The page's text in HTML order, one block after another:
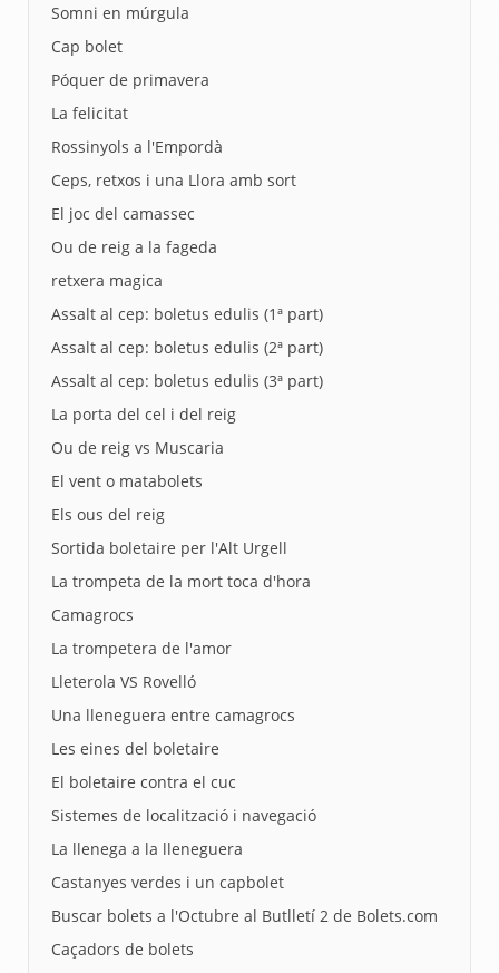
Somni en múrgula
Cap bolet
Póquer de primavera
La felicitat
Rossinyols a l'Empordà
Ceps, retxos i una Llora amb sort
El joc del camassec
Ou de reig a la fageda
retxera magica
Assalt al cep: boletus edulis (1ª part)
Assalt al cep: boletus edulis (2ª part)
Assalt al cep: boletus edulis (3ª part)
La porta del cel i del reig
Ou de reig vs Muscaria
El vent o matabolets
Els ous del reig
Sortida boletaire per l'Alt Urgell
La trompeta de la mort toca d'hora
Camagrocs
La trompetera de l'amor
Lleterola VS Rovelló
Una lleneguera entre camagrocs
Les eines del boletaire
El boletaire contra el cuc
Sistemes de localització i navegació
La llenega a la lleneguera
Castanyes verdes i un capbolet
Buscar bolets a l'Octubre al Butlletí 2 de Bolets.com
Caçadors de bolets